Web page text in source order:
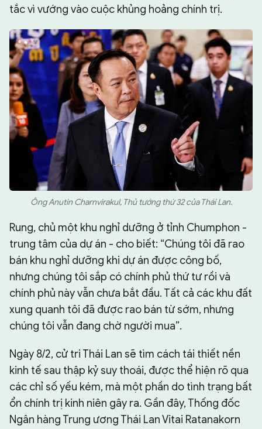
tắc vì vướng vào cuộc khủng hoảng chính trị.
Ông Anutin Charnvirakul, Thủ tướng thứ 32 của Thái Lan.
Rung, chủ một khu nghỉ dưỡng ở tỉnh Chumphon -
trung tâm của dự án - cho biết: “Chúng tôi đã rao
bán khu nghỉ dưỡng khi dự án được công bố,
nhưng chúng tôi sắp có chính phủ thứ tư rồi và
chính phủ này vẫn chưa bắt đầu. Tất cả các khu đất
xung quanh tôi đã được rao bán từ sớm, nhưng
chúng tôi vẫn đang chờ người mua”.
Ngày 8/2, cử tri Thái Lan sẽ tìm cách tái thiết nền
kinh tế sau thập kỷ suy thoái, được thể hiện rõ qua
các chỉ số yếu kém, mà một phần do tình trạng bất
ổn chính trị kinh niên gây ra. Gần đây, Thống đốc
Ngân hàng Trung ương Thái Lan Vitai Ratanakorn